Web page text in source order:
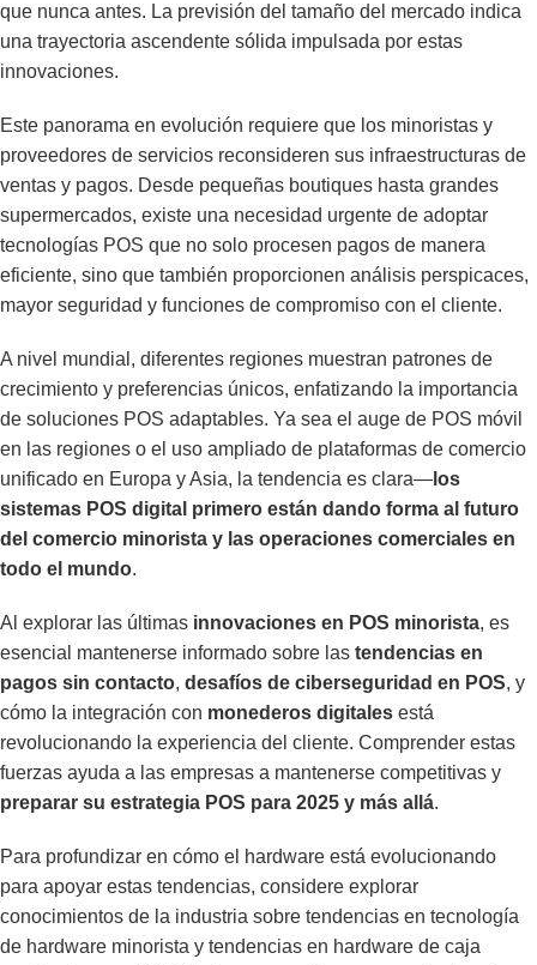
que nunca antes. La previsión del tamaño del mercado indica
una trayectoria ascendente sólida impulsada por estas
innovaciones.
Este panorama en evolución requiere que los minoristas y
proveedores de servicios reconsideren sus infraestructuras de
ventas y pagos. Desde pequeñas boutiques hasta grandes
supermercados, existe una necesidad urgente de adoptar
tecnologías POS que no solo procesen pagos de manera
eficiente, sino que también proporcionen análisis perspicaces,
mayor seguridad y funciones de compromiso con el cliente.
A nivel mundial, diferentes regiones muestran patrones de
crecimiento y preferencias únicos, enfatizando la importancia
de soluciones POS adaptables. Ya sea el auge de POS móvil
en las regiones o el uso ampliado de plataformas de comercio
unificado en Europa y Asia, la tendencia es clara— los
sistemas POS digital primero están dando forma al futuro
del comercio minorista y las operaciones comerciales en
todo el mundo.
Al explorar las últimas innovaciones en POS minorista, es
esencial mantenerse informado sobre las tendencias en
pagos sin contacto, desafíos de ciberseguridad en POS, y
cómo la integración con monederos digitales está
revolucionando la experiencia del cliente. Comprender estas
fuerzas ayuda a las empresas a mantenerse competitivas y
preparar su estrategia POS para 2025 y más allá.
Para profundizar en cómo el hardware está evolucionando
para apoyar estas tendencias, considere explorar
conocimientos de la industria sobre tendencias en tecnología
de hardware minorista y tendencias en hardware de caja